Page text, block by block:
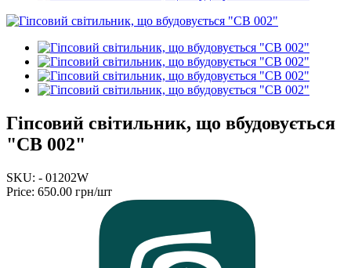
Гіпсовий світильник, що вбудовується
"СВ 002"
SKU: - 01202W
Price: 650.00 грн/шт